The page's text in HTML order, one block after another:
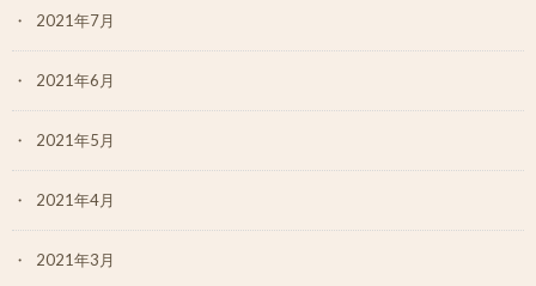
2021年7月
2021年6月
2021年5月
2021年4月
2021年3月